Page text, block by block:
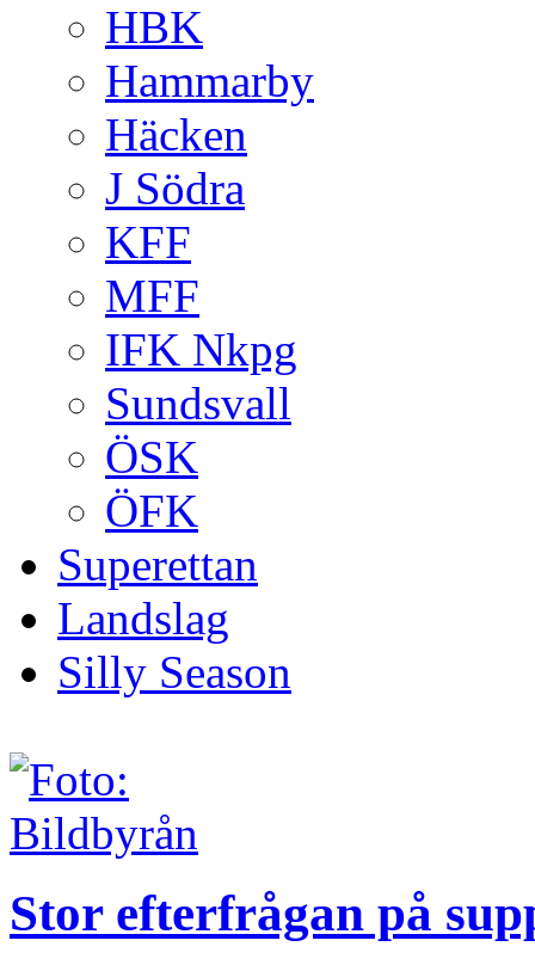
HBK
Hammarby
Häcken
J Södra
KFF
MFF
IFK Nkpg
Sundsvall
ÖSK
ÖFK
Superettan
Landslag
Silly Season
Stor efterfrågan på